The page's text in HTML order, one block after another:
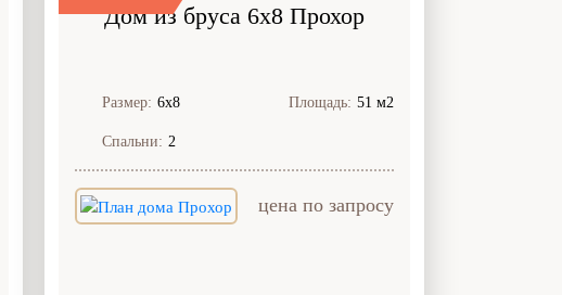
Дом из бруса 6x8 Прохор
Размер: 6х8 Площадь: 51 м2
Спальни: 2
цена по запросу